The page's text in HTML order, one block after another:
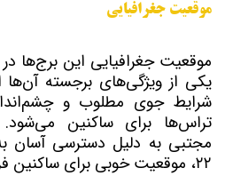
موقعیت جغرافیایی
موقعیت جغرافیایی این برج‌ها
یکی از ویژگی‌های برجسته
شرایط جوی مطلوب و
تراس‌ها برای ساکنین
مجتبی به دلیل دسترسی آسان
۲۲، موقعیت خوبی برای ساکنین فراهم کرده‌اند.